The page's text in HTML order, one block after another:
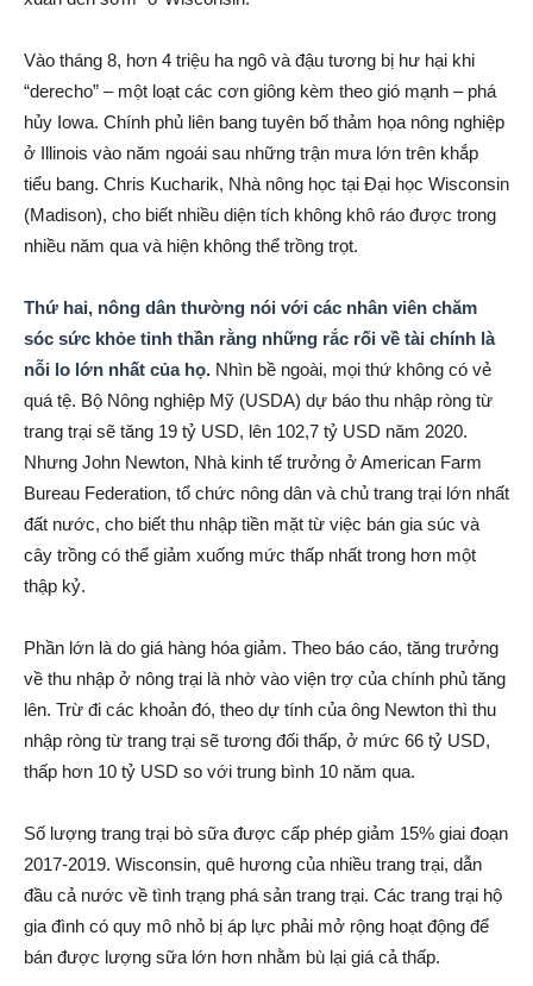
Vào tháng 8, hơn 4 triệu ha ngô và đậu tương bị hư hại khi
“derecho” – một loạt các cơn giông kèm theo gió mạnh – phá
hủy Iowa. Chính phủ liên bang tuyên bố thảm họa nông nghiệp
ở Illinois vào năm ngoái sau những trận mưa lớn trên khắp
tiểu bang. Chris Kucharik, Nhà nông học tại Đại học Wisconsin
(Madison), cho biết nhiều diện tích không khô ráo được trong
nhiều năm qua và hiện không thể trồng trọt.
Thứ hai, nông dân thường nói với các nhân viên chăm
sóc sức khỏe tinh thần rằng những rắc rối về tài chính là
nỗi lo lớn nhất của họ. Nhìn bề ngoài, mọi thứ không có vẻ
quá tệ. Bộ Nông nghiệp Mỹ (USDA) dự báo thu nhập ròng từ
trang trại sẽ tăng 19 tỷ USD, lên 102,7 tỷ USD năm 2020.
Nhưng John Newton, Nhà kinh tế trưởng ở American Farm
Bureau Federation, tổ chức nông dân và chủ trang trại lớn nhất
đất nước, cho biết thu nhập tiền mặt từ việc bán gia súc và
cây trồng có thể giảm xuống mức thấp nhất trong hơn một
thập kỷ.
Phần lớn là do giá hàng hóa giảm. Theo báo cáo, tăng trưởng
về thu nhập ở nông trại là nhờ vào viện trợ của chính phủ tăng
lên. Trừ đi các khoản đó, theo dự tính của ông Newton thì thu
nhập ròng từ trang trại sẽ tương đối thấp, ở mức 66 tỷ USD,
thấp hơn 10 tỷ USD so với trung bình 10 năm qua.
Số lượng trang trại bò sữa được cấp phép giảm 15% giai đoạn
2017-2019. Wisconsin, quê hương của nhiều trang trại, dẫn
đầu cả nước về tình trạng phá sản trang trại. Các trang trại hộ
gia đình có quy mô nhỏ bị áp lực phải mở rộng hoạt động để
bán được lượng sữa lớn hơn nhằm bù lại giá cả thấp.